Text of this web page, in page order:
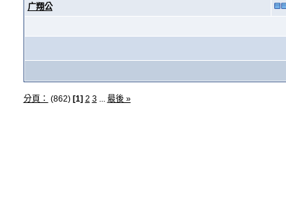
广翔公
分頁： (862) [1] 2 3... 最後 »